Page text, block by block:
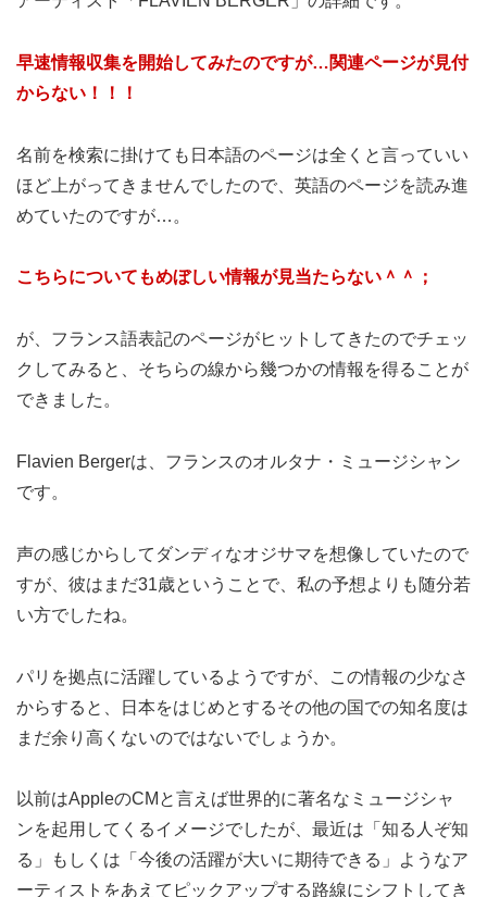
早速情報収集を開始してみたのですが…関連ページが見付
からない！！！
名前を検索に掛けても日本語のページは全くと言っていい
ほど上がってきませんでしたので、英語のページを読み進
めていたのですが…。
こちらについてもめぼしい情報が見当たらない＾＾；
が、フランス語表記のページがヒットしてきたのでチェッ
クしてみると、そちらの線から幾つかの情報を得ることが
できました。
Flavien Bergerは、フランスのオルタナ・ミュージシャン
です。
声の感じからしてダンディなオジサマを想像していたので
すが、彼はまだ31歳ということで、私の予想よりも随分若
い方でしたね。
パリを拠点に活躍しているようですが、この情報の少なさ
からすると、日本をはじめとするその他の国での知名度は
まだ余り高くないのではないでしょうか。
以前はAppleのCMと言えば世界的に著名なミュージシャ
ンを起用してくるイメージでしたが、最近は「知る人ぞ知
る」もしくは「今後の活躍が大いに期待できる」ようなア
ーティストをあえてピックアップする路線にシフトしてき